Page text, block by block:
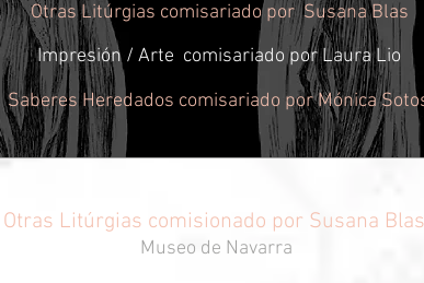
Otras Litúrgias comisariado por Susana Blas
Impresión / Arte comisariado por Laura Lio
Saberes Heredados comisariado por Mónica
Otras Litúrgias comisionado por Susana Blas
Museo de Navarra